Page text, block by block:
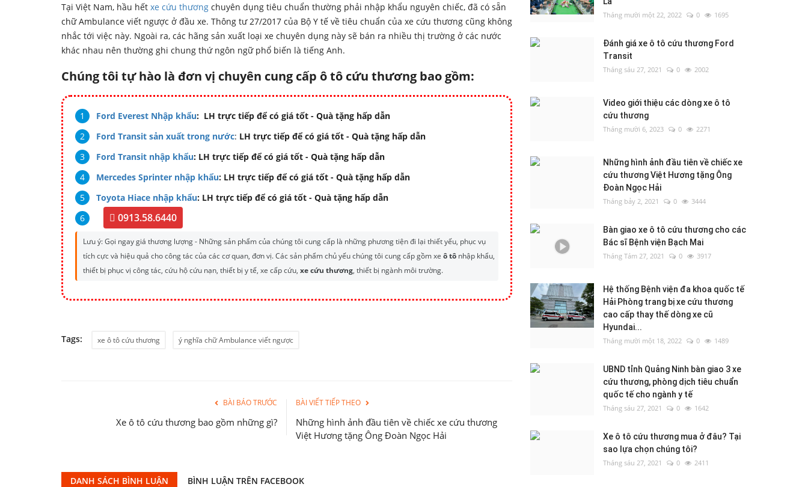
Tại Việt Nam, hầu hết xe cứu thương chuyên dụng tiêu chuẩn thường phải nhập khẩu nguyên chiếc, đã có sẵn
chữ Ambulance viết ngược ở đầu xe. Thông tư 27/2017 của Bộ Y tế về tiêu chuẩn của xe cứu thương cũng không
nhắc tới việc này. Ngoài ra, các hãng sản xuất loại xe chuyên dụng này sẽ bán ra nhiều thị trường ở các nước
khác nhau nên thường ghi chung thứ ngôn ngữ phổ biến là tiếng Anh.
Chúng tôi tự hào là đơn vị chuyên cung cấp ô tô cứu thương bao gồm:
Ford Everest Nhập khẩu: LH trực tiếp để có giá tốt - Quà tặng hấp dẫn
Ford Transit sản xuất trong nước: LH trực tiếp để có giá tốt - Quà tặng hấp dẫn
Ford Transit nhập khẩu: LH trực tiếp để có giá tốt - Quà tặng hấp dẫn
Mercedes Sprinter nhập khẩu: LH trực tiếp để có giá tốt - Quà tặng hấp dẫn
Toyota Hiace nhập khẩu: LH trực tiếp để có giá tốt - Quà tặng hấp dẫn
0913.58.6440
Lưu ý: Gọi ngay giá thương lượng - Những sản phẩm của chúng tôi cung cấp là những phương tiện đi lại thiết yếu, phục vụ
tích cực và hiệu quả cho công tác của các cơ quan, đơn vị. Các sản phẩm chủ yếu chúng tôi cung cấp gồm xe ô tô nhập khẩu,
thiết bị phục vị công tác, cứu hộ cứu nạn, thiết bị y tế, xe cấp cứu, xe cứu thương, thiết bị ngành môi trường.
Tags: xe ô tô cứu thương ý nghĩa chữ Ambulance viết ngược
BÀI BÁO TRƯỚC
Xe ô tô cứu thương bao gồm những gì?
BÀI VIẾT TIẾP THEO
Những hình ảnh đầu tiên về chiếc xe cứu thương
Việt Hương tặng Ông Đoàn Ngọc Hải
DANH SÁCH BÌNH LUẬN BÌNH LUẬN TRÊN FACEBOOK
Tháng mười một 22, 2022 0 1695
Đánh giá xe ô tô cứu thương Ford
Transit
Tháng sáu 27, 2021 0 2002
Video giới thiệu các dòng xe ô tô
cứu thương
Tháng mười 6, 2023 0 2271
Những hình ảnh đầu tiên về chiếc xe
cứu thương Việt Hương tặng Ông
Đoàn Ngọc Hải
Tháng bảy 2, 2021 0 3444
Bàn giao xe ô tô cứu thương cho các
Bác sĩ Bệnh viện Bạch Mai
Tháng Tám 27, 2021 0 3917
Hệ thống Bệnh viện đa khoa quốc tế
Hải Phòng trang bị xe cứu thương
cao cấp thay thế dòng xe cũ
Hyundai...
Tháng mười một 18, 2022 0 1489
UBND tỉnh Quảng Ninh bàn giao 3 xe
cứu thương, phòng dịch tiêu chuẩn
quốc tế cho ngành y tế
Tháng sáu 27, 2021 0 1642
Xe ô tô cứu thương mua ở đâu? Tại
sao lựa chọn chúng tôi?
Tháng sáu 27, 2021 0 2411